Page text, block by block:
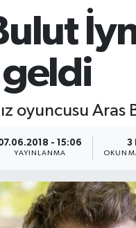
oyuncusu
- 15:06
YAYINLANMA
3